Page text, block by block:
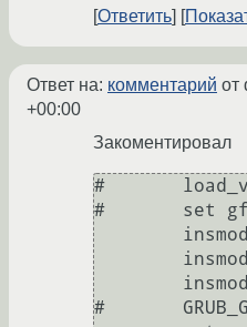
Ответить
Ответ на: комментарий от
+00:00
Закоментировал
#	load_video
#	set gfxpayload=keep
#	GRUB_GFXMODE=text